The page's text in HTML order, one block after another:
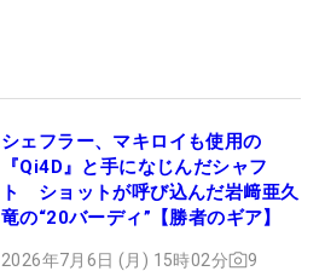
シェフラー、マキロイも使用の
『Qi4D』と手になじんだシャフ
ト ショットが呼び込んだ岩﨑亜久
竜の“20バーディ”【勝者のギア】
2026年7月6日 (月) 15時02分 9